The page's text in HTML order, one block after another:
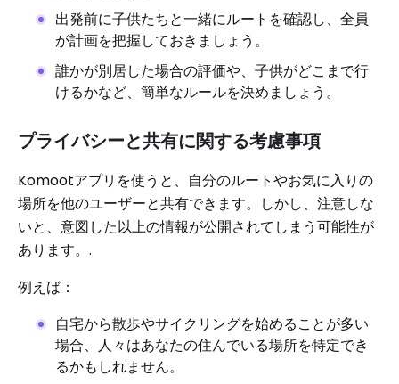
出発前に子供たちと一緒にルートを確認し、全員
が計画を把握しておきましょう。
誰かが別居した場合の評価や、子供がどこまで行
けるかなど、簡単なルールを決めましょう。
プライバシーと共有に関する考慮事項
Komootアプリを使うと、自分のルートやお気に入りの
場所を他のユーザーと共有できます。しかし、注意しな
いと、意図した以上の情報が公開されてしまう可能性が
あります。.
例えば：
自宅から散歩やサイクリングを始めることが多い
場合、人々はあなたの住んでいる場所を特定でき
るかもしれません。